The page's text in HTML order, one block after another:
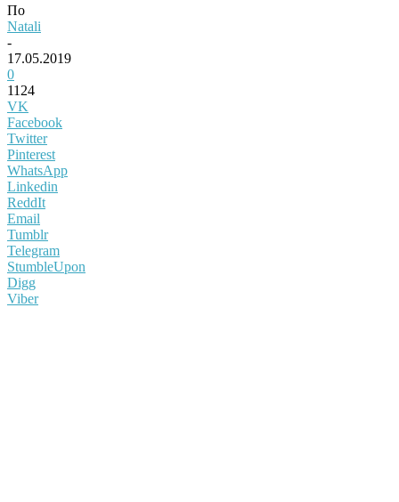
По
Natali
-
17.05.2019
0
1124
VK
Facebook
Twitter
Pinterest
WhatsApp
Linkedin
ReddIt
Email
Tumblr
Telegram
StumbleUpon
Digg
Viber